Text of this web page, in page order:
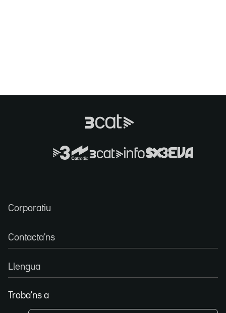
Corporatiu
Contacta'ns
Llengua
Troba'ns a